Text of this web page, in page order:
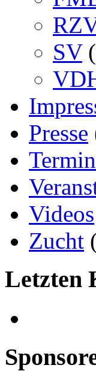
SV
Presse
Videos
Zucht
Letzten